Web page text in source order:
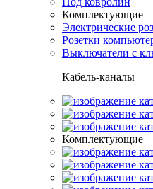
Комплектующие
Электрические
Розетки
Выключатели с
Кабель-каналы
Комплектующие